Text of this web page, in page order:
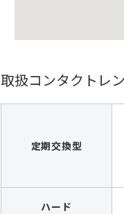
取扱コンタクトレ
定期交換型
ハード